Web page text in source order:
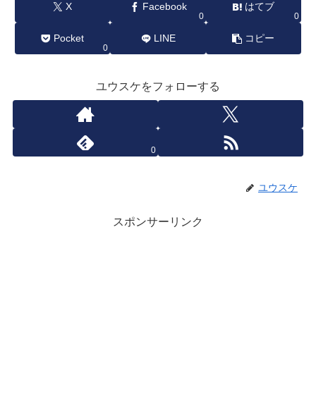
X Facebook
0
はてブ
0
Pocket
0
LINE コピー
ユウスケをフォローする
0
ユウスケ
スポンサーリンク